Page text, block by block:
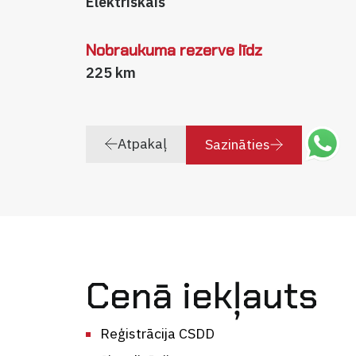
Nobraukuma rezerve līdz
225 km
Atpakaļ Sazināties
Cenā iekļauts
Reģistrācija CSDD